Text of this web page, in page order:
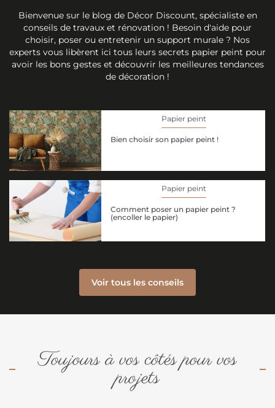
Bienvenue sur le blog de Décor Discount, spécialiste en
conseils de travaux et rénovation ! Besoin d'aide pour
choisir, poser ou entretenir un support murale ? Nos
experts vous libèrent ici tous leurs secrets papier peint pour
avoir les bons gestes et découvrir les meilleures tendances
de décoration !
Papier peint
Bien choisir son papier peint !
Papier peint
Comment poser un papier peint ?
(encoller le papier)
Voir tous les conseils
Toujours à vos côtés pour vos
projets